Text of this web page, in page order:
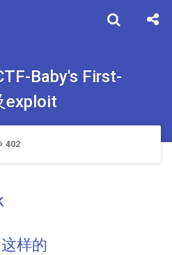
Baby's First-
exploit
402
样的